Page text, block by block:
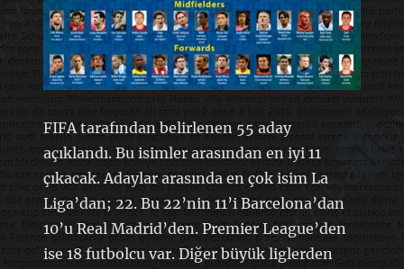
FIFA tarafından belirlenen 55 aday
açıklandı. Bu isimler arasından en iyi 11
çıkacak. Adaylar arasında en çok isim La
Liga’dan; 22. Bu 22’nin 11’i Barcelona’dan
10’u Real Madrid’den. Premier League’den
ise 18 futbolcu var. Diğer büyük liglerden